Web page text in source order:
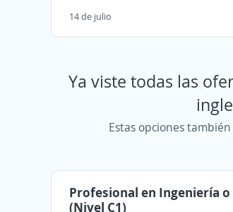
14 de julio
Ya viste todas las
Estas opciones
Profesional en Ingeniería
(Nivel C1)